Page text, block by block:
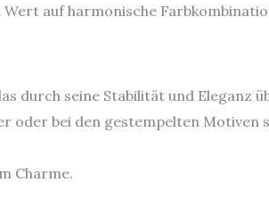
auf harmonische
durch seine Stabilität und Eleganz
oder bei den gestempelten Motiven
Charme.